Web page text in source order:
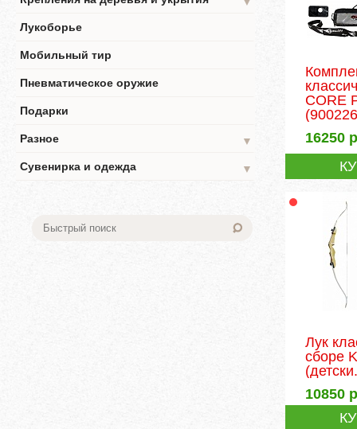
Лукоборье
Мобильный тир
Пневматическое оружие
Подарки
Разное
▼
Сувенирка и одежда
▼
CORE
16250
Лук
сборе
10850